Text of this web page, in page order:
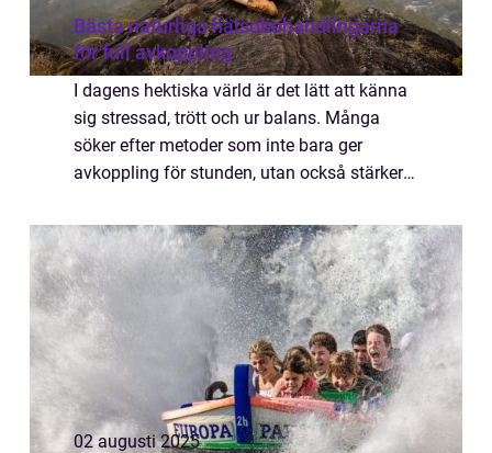
Bästa naturliga hälsobehandlingarna
för full avkoppling
I dagens hektiska värld är det lätt att känna
sig stressad, trött och ur balans. Många
söker efter metoder som inte bara ger
avkoppling för stunden, utan också stärker
02 augusti 2025